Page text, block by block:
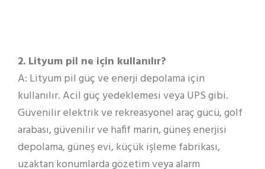
2. Lityum pil ne için kullanılır?
A: Lityum pil güç ve enerji depolama için
kullanılır. Acil güç yedeklemesi veya UPS gibi.
Güvenilir elektrik ve rekreasyonel araç gücü, golf
arabası, güvenilir ve hafif marin, güneş enerjisi
depolama, güneş evi, küçük işleme fabrikası,
uzaktan konumlarda gözetim veya alarm